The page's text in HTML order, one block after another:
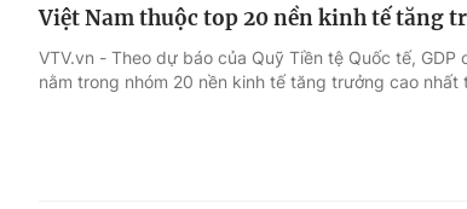
Việt Nam thuộc top 20 nền kinh tế tăng
VTV.vn - Theo dự báo của Quỹ Tiền tệ Quốc tế,
nằm trong nhóm 20 nền kinh tế tăng trưởng cao nhất